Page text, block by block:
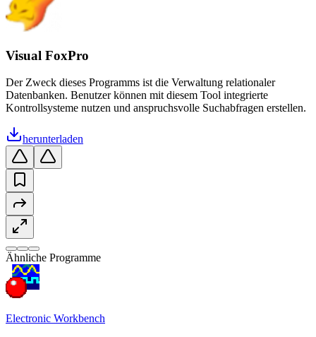
Visual FoxPro
Der Zweck dieses Programms ist die Verwaltung relationaler
Datenbanken. Benutzer können mit diesem Tool integrierte
Kontrollsysteme nutzen und anspruchsvolle Suchabfragen erstellen.
herunterladen
Ähnliche Programme
Electronic Workbench